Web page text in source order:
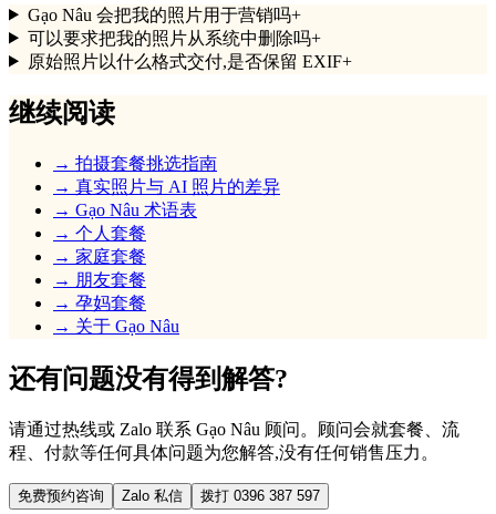
Gạo Nâu 会把我的照片用于营销吗+
可以要求把我的照片从系统中删除吗+
原始照片以什么格式交付,是否保留 EXIF+
继续阅读
→ 拍摄套餐挑选指南
→ 真实照片与 AI 照片的差异
→ Gạo Nâu 术语表
→ 个人套餐
→ 家庭套餐
→ 朋友套餐
→ 孕妈套餐
→ 关于 Gạo Nâu
还有问题没有得到解答?
请通过热线或 Zalo 联系 Gạo Nâu 顾问。顾问会就套餐、流
程、付款等任何具体问题为您解答,没有任何销售压力。
免费预约咨询 Zalo 私信 拨打 0396 387 597